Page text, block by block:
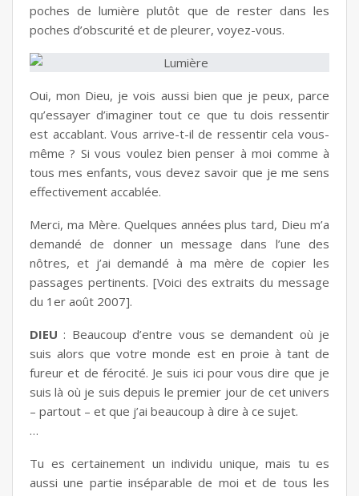
poches de lumière plutôt que de rester dans les
poches d’obscurité et de pleurer, voyez-vous.
Oui, mon Dieu, je vois aussi bien que je peux, parce
qu’essayer d’imaginer tout ce que tu dois ressentir
est accablant. Vous arrive-t-il de ressentir cela vous-
même ? Si vous voulez bien penser à moi comme à
tous mes enfants, vous devez savoir que je me sens
effectivement accablée.
Merci, ma Mère. Quelques années plus tard, Dieu m’a
demandé de donner un message dans l’une des
nôtres, et j’ai demandé à ma mère de copier les
passages pertinents. [Voici des extraits du message
du 1er août 2007].
DIEU : Beaucoup d’entre vous se demandent où je
suis alors que votre monde est en proie à tant de
fureur et de férocité. Je suis ici pour vous dire que je
suis là où je suis depuis le premier jour de cet univers
– partout – et que j’ai beaucoup à dire à ce sujet.
…
Tu es certainement un individu unique, mais tu es
aussi une partie inséparable de moi et de tous les